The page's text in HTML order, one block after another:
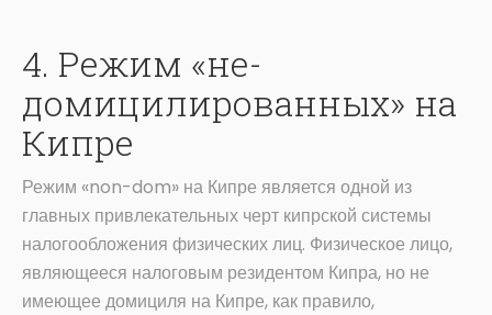
4. Режим «не-
домицилированных» на
Кипре
Режим «non-dom» на Кипре является одной из
главных привлекательных черт кипрской системы
налогообложения физических лиц. Физическое лицо,
являющееся налоговым резидентом Кипра, но не
имеющее домициля на Кипре, как правило,